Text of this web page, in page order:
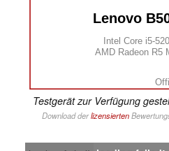
Lenovo
Intel Core i5-
AMD Radeon R5
Testgerät zur Verfügung
Download derlizensierten